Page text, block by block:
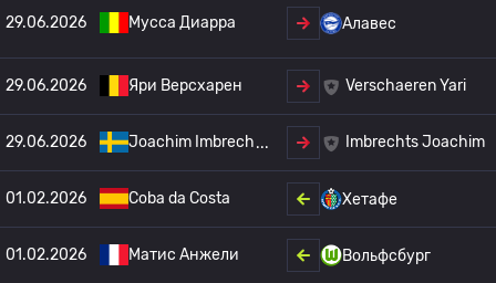
29.06.2026 Мусса Диарра Алавес
29.06.2026 Яри Версхарен Verschaeren Yari
29.06.2026 Joachim Imbrech Imbrechts Joachim
01.02.2026 Coba da Costa Хетафе
01.02.2026 Матис Анжели Вольфсбург